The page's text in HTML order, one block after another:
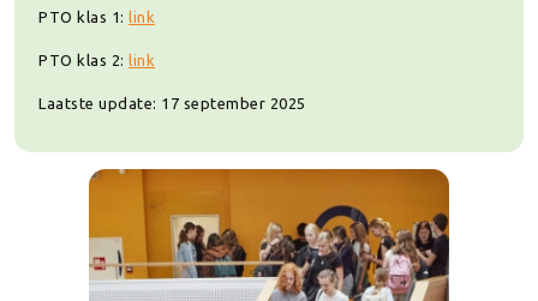
PTO klas 1: link
PTO klas 2: link
Laatste update: 17 september 2025